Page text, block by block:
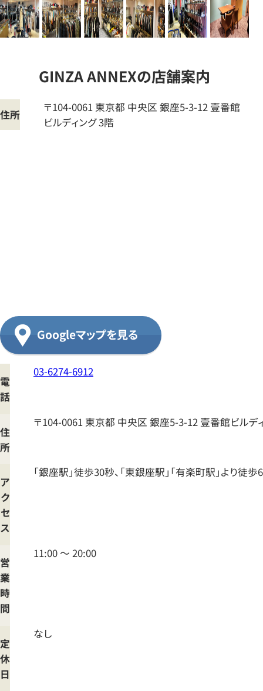
GINZA ANNEXの店舗案内
住所
〒104-0061 東京都 中央区 銀座5-3-12 壹番館
ビルディング 3階
の
ア
ク
セ
ス
ッ
プ
Googleマップを見る
電
話
03-6274-6912
住
所
〒104-0061 東京都 中央区 銀座5-3-12 壹番館ビルデ
ア
ク
セ
ス
「銀座駅」徒歩30秒、「東銀座駅」「有楽町駅」より徒歩
営
業
時
間
11:00 ～ 20:00
定
休
日
なし